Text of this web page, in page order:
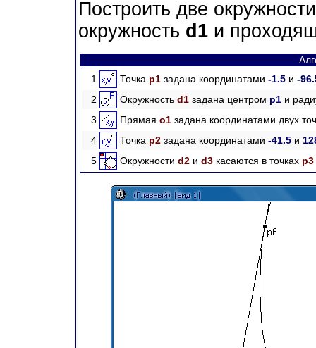
Построить две
окружность d1и
1
Точка p1 задана координатами -1.5 и -
2
Окружность d1 задана центром p1 и
3
Прямая o1 задана координатами двух
4
Точка p2 задана координатами -41.5 и
5
Окружности d2 и d3 касаются в точках p3